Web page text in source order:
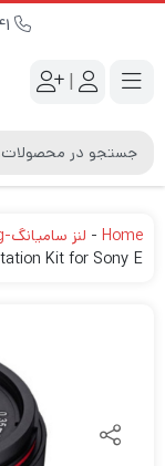
|
Home
- لنز سامیانگ-Samyang
Kit for Sony E